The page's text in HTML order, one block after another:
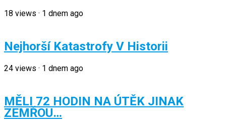
18 views · 1 dnem ago
Nejhorší Katastrofy V Historii
24 views · 1 dnem ago
MĚLI 72 HODIN NA ÚTĚK JINAK
ZEMŘOU…